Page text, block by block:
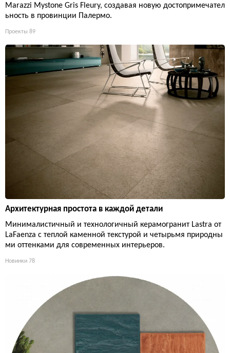
Marazzi Mystone Gris Fleury, создавая новую достопримечател
ьность в провинции Палермо.
Проекты 89
Архитектурная простота в каждой детали
Минималистичный и технологичный керамогранит Lastra от
LaFaenza с теплой каменной текстурой и четырьмя природны
ми оттенками для современных интерьеров.
Новинки 78